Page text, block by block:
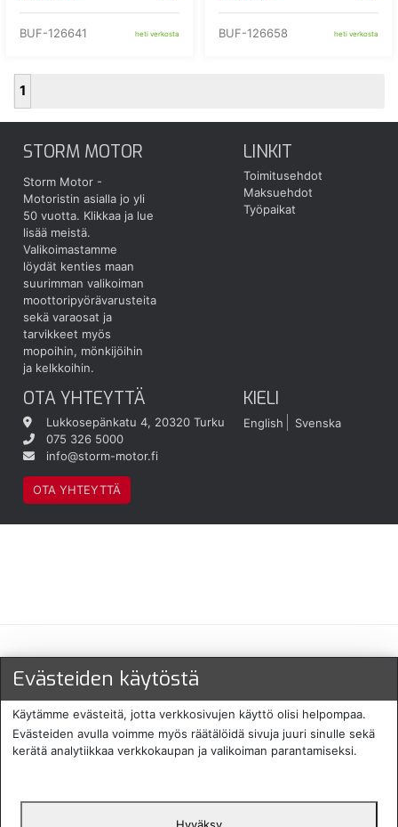
BUF-126641 heti verkosta BUF-126658 heti verkosta
1
STORM MOTOR
Storm Motor -
Motoristin asialla jo yli
50 vuotta. Klikkaa ja lue
lisää meistä.
Valikoimastamme
löydät kenties maan
suurimman valikoiman
moottoripyörävarusteita
sekä varaosat ja
tarvikkeet myös
mopoihin, mönkijöihin
ja kelkkoihin.
LINKIT
Toimitusehdot
Maksuehdot
Työpaikat
OTA YHTEYTTÄ
Lukkosepänkatu 4, 20320 Turku
075 326 5000
info@storm-motor.fi
OTA YHTEYTTÄ
KIELI
English Svenska
Maksu- ja toimitustavat
Evästeiden käytöstä
Käytämme evästeitä, jotta verkkosivujen käyttö olisi helpompaa.
Evästeiden avulla voimme myös räätälöidä sivuja juuri sinulle sekä
kerätä analytiikkaa verkkokaupan ja valikoiman parantamiseksi.
Hyväksy